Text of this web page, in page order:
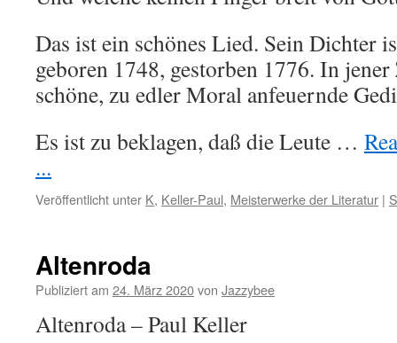
Das ist ein schönes Lied. Sein Dichter
geboren 1748, gestorben 1776. In
schöne, zu edler Moral anfeuernde
Es ist zu beklagen, daß die Leute …
...
Veröffentlicht unter K, Keller-Paul, Meisterwerke der Literatur |
Altenroda
Publiziert am 24. März 2020von Jazzybee
Altenroda – Paul Keller